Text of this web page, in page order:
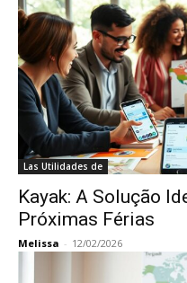
Las Utilidades de
Kayak: A Solução
Próximas Férias
Melissa - 12/02/2026